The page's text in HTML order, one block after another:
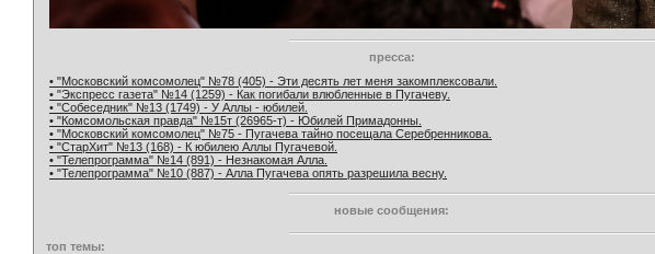
пресса:
• "Московский комсомолец" №78 (405) - Эти десять лет меня закомплексовали.
• "Экспресс газета" №14 (1259) - Как погибали влюбленные в Пугачеву.
• "Собеседник" №13 (1749) - У Аллы - юбилей.
• "Комсомольская правда" №15т (26965-т) - Юбилей Примадонны.
• "Московский комсомолец" №75 - Пугачева тайно посещала Серебренникова.
• "СтарХит" №13 (168) - К юбилею Аллы Пугачевой.
• "Телепрограмма" №14 (891) - Незнакомая Алла.
• "Телепрограмма" №10 (887) - Алла Пугачева опять разрешила весну.
новые сообщения:
топ темы: